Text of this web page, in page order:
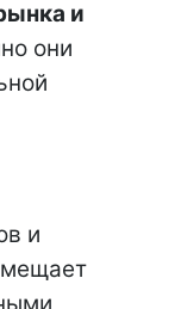
и
они
и